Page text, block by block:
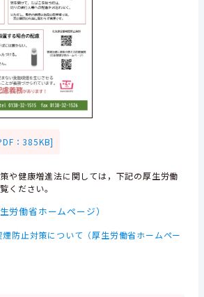
：385KB]
や健康増進法に関しては，下記の厚生労働
ください。
労働省ホームページ）
防止対策について（厚生労働省ホームペー